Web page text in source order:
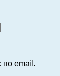
по email.